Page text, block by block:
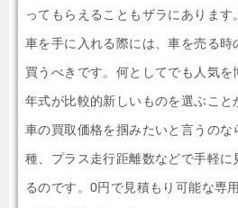
ってもらえることもザラにあります。
車を手に入れる際には、車を売る時
買うべきです。何としてでも人気を
年式が比較的新しいものを選ぶこと
車の買取価格を掴みたいと言うのな
種、プラス走行距離数などで手軽に
るのです。0円で見積もり可能な専